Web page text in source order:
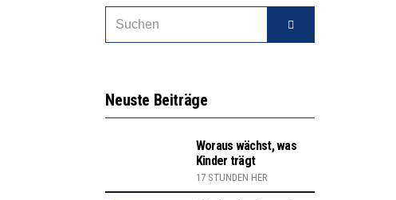
Neuste Beiträge
Woraus wächst, was
Kinder trägt
17 STUNDEN HER